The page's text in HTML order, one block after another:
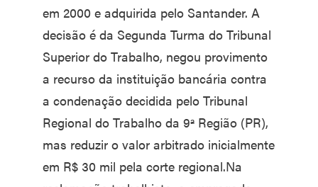
em 2000 e adquirida pelo Santander. A
decisão é da Segunda Turma do Tribunal
Superior do Trabalho, negou provimento
a recurso da instituição bancária contra
a condenação decidida pelo Tribunal
Regional do Trabalho da 9ª Região (PR),
mas reduzir o valor arbitrado inicialmente
em R$ 30 mil pela corte regional.Na